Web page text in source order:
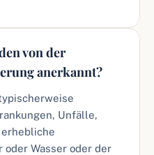
von der
anerkannt?
Unfälle,
oder Wasser oder der